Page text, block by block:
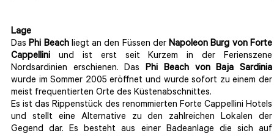
Lage
DasPhi Beachliegt an den Füssen derNapoleon Burg von Forte
Cappellini und ist erst seit Kurzem in der Ferienszene
Nordsardinien erschienen. DasPhi Beach von Baja Sardinia
wurde im Sommer 2005 eröffnet und wurde sofort zu einem der
meist frequentierten Orte des Küstenabschnittes.
Es ist das Rippenstück des renommierten Forte Cappellini Hotels
und stellt eine Alternative zu den zahlreichen Lokalen der
Gegend dar. Es besteht aus einer Badeanlage die sich auf